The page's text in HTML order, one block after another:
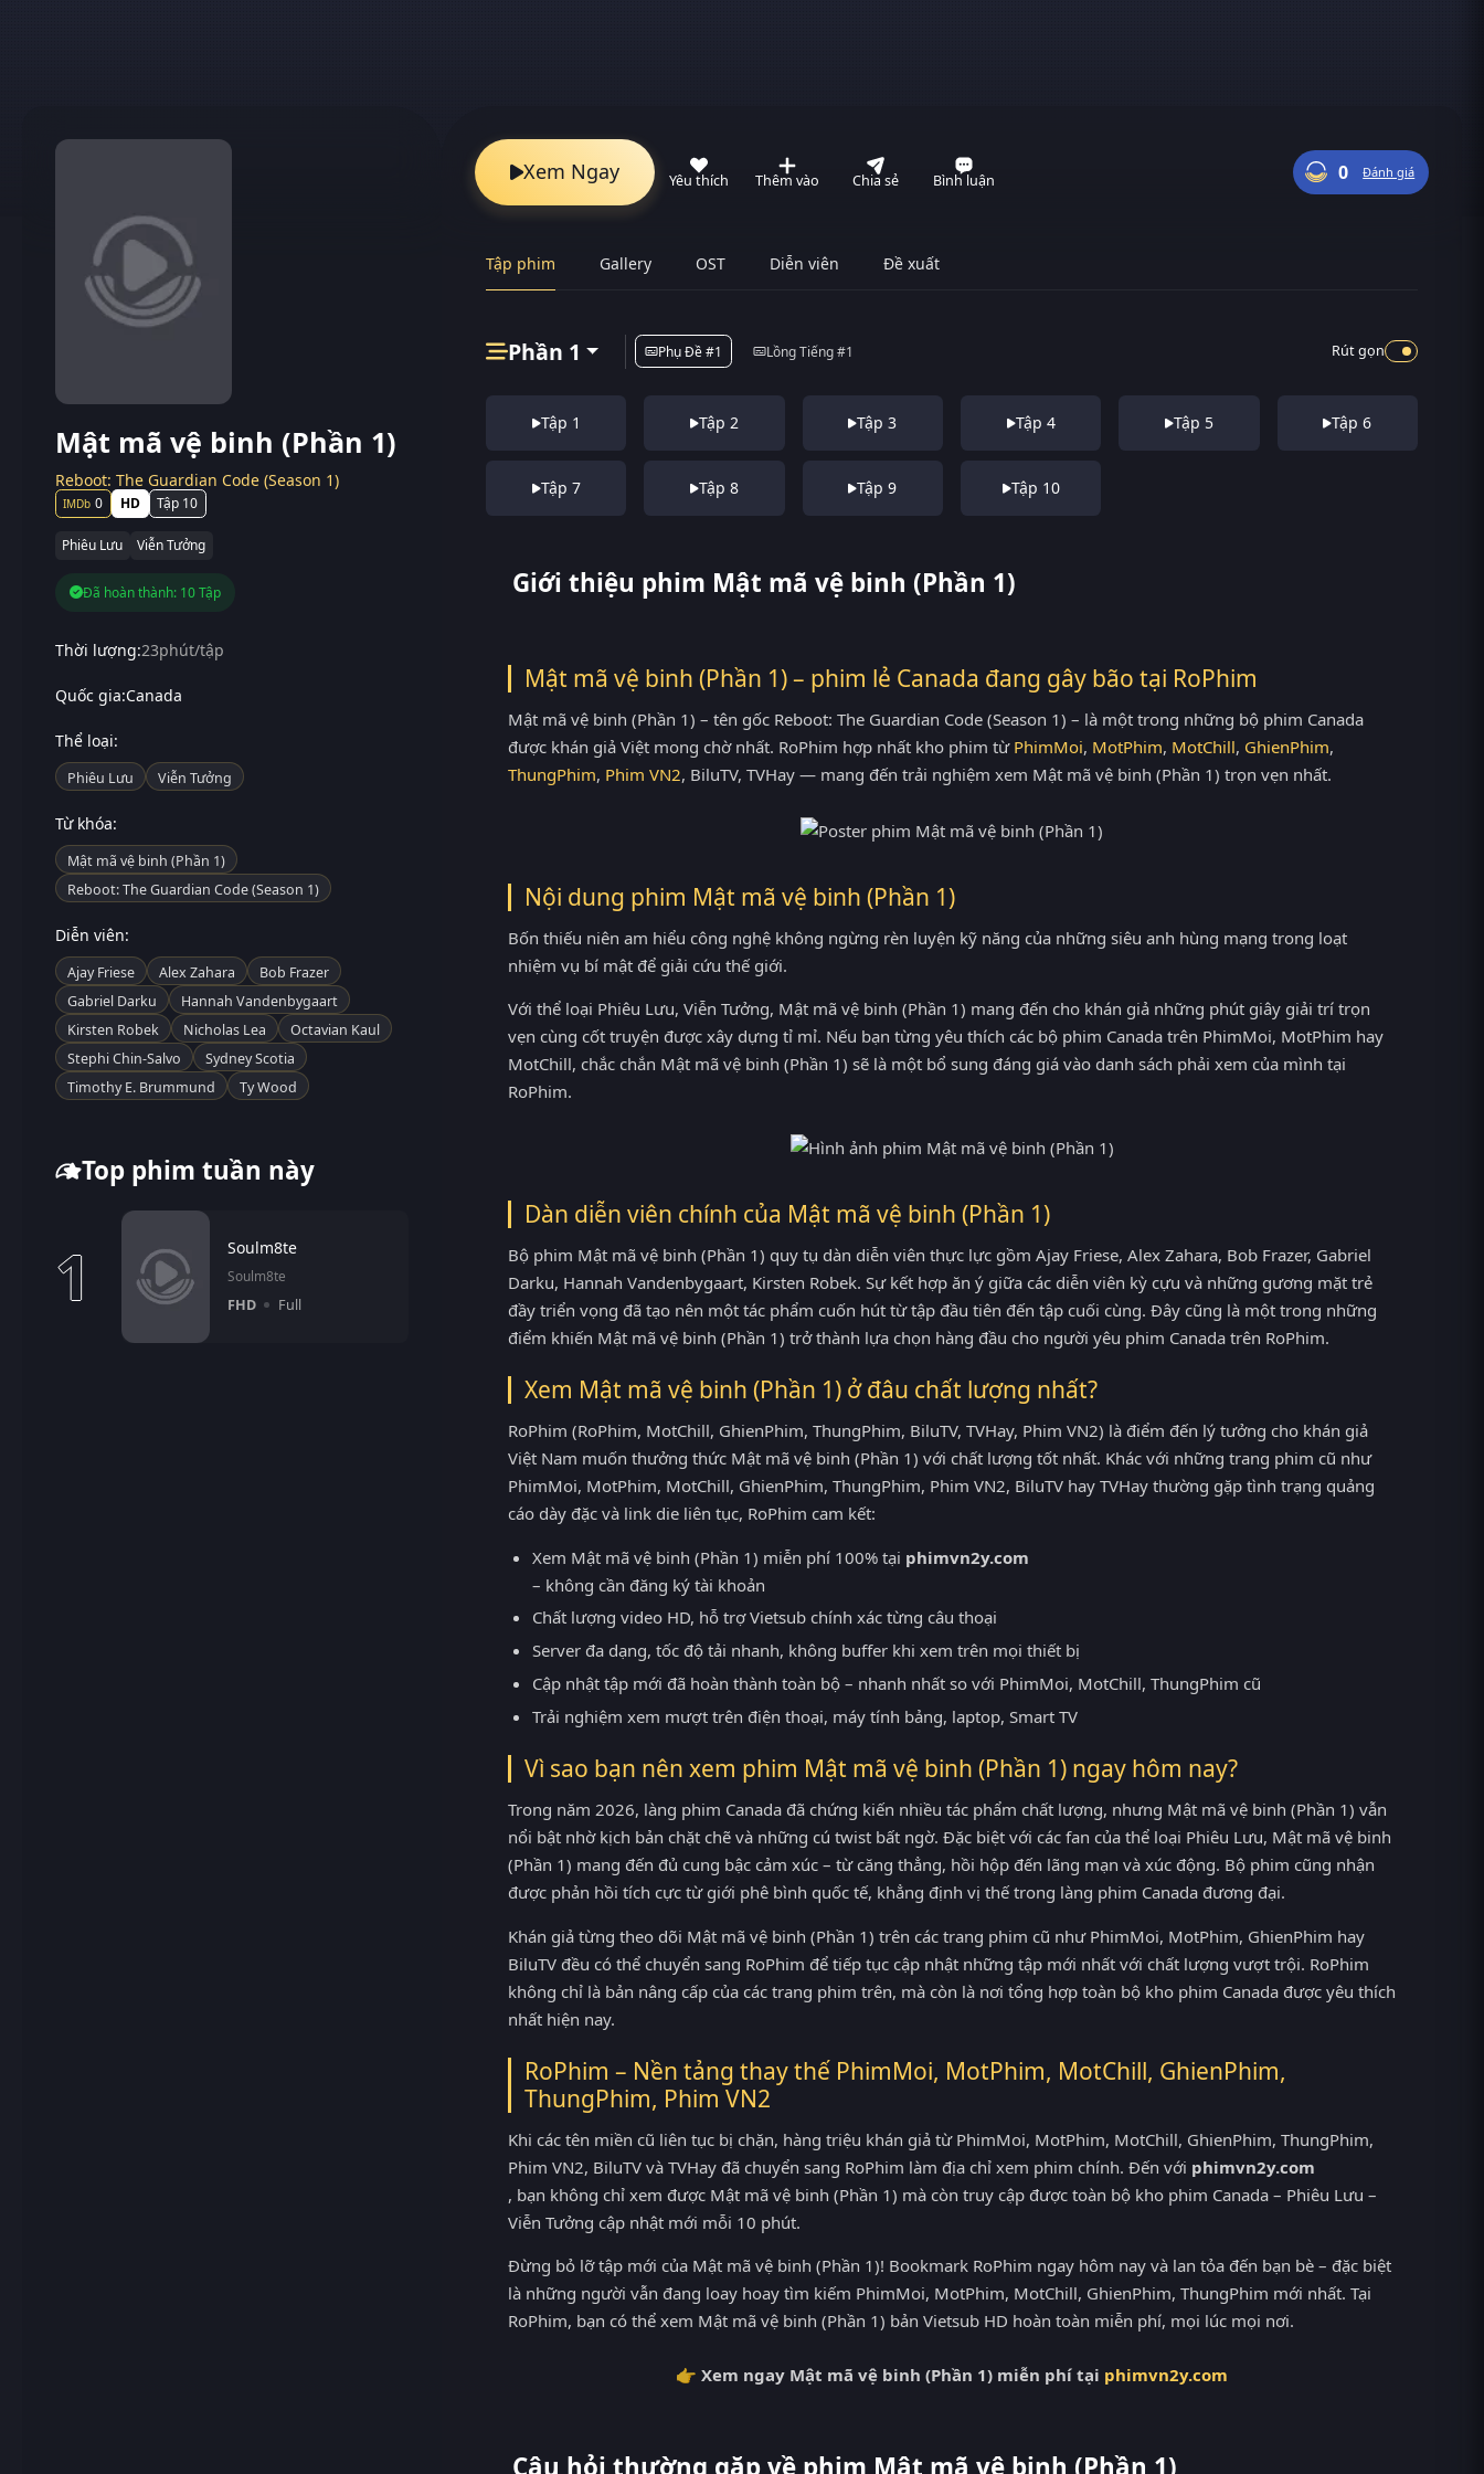
Mật mã vệ binh (Phần 1)
Reboot: The Guardian Code (Season 1)
0 HD Tập 10
Phiêu Lưu Viễn Tưởng
Đã hoàn thành: 10 Tập
Thời lượng:23phút/tập
Quốc gia:Canada
Thể loại:
Phiêu Lưu Viễn Tưởng
Từ khóa:
Mật mã vệ binh (Phần 1)
Reboot: The Guardian Code (Season 1)
Diễn viên:
Ajay Friese Alex Zahara
Bob Frazer
Gabriel Darku
Hannah Vandenbygaart
Kirsten Robek
Nicholas Lea
Octavian Kaul
Stephi Chin-Salvo
Sydney Scotia
Timothy E. Brummund
Ty Wood
Top phim tuần này
1 Soulm8te
Soulm8te
FHD Full
Xem Ngay Yêu thích Thêm vào Chia sẻ Bình luận 0 Đánh giá
Tập phim Gallery OST Diễn viên Đề xuất
Phần 1 Phụ Đề #1 Lồng Tiếng #1 Rút gọn
Tập 1 Tập 2 Tập 3 Tập 4 Tập 5 Tập 6
Tập 7 Tập 8 Tập 9 Tập 10
Giới thiệu phim Mật mã vệ binh (Phần 1)
Mật mã vệ binh (Phần 1) – phim lẻ Canada đang gây bão tại RoPhim
Mật mã vệ binh (Phần 1) – tên gốc Reboot: The Guardian Code (Season 1) – là một trong những bộ phim Canada
được khán giả Việt mong chờ nhất. RoPhim hợp nhất kho phim từ PhimMoi, MotPhim, MotChill, GhienPhim,
ThungPhim, Phim VN2, BiluTV, TVHay — mang đến trải nghiệm xem Mật mã vệ binh (Phần 1) trọn vẹn nhất.
Nội dung phim Mật mã vệ binh (Phần 1)
Bốn thiếu niên am hiểu công nghệ không ngừng rèn luyện kỹ năng của những siêu anh hùng mạng trong loạt
nhiệm vụ bí mật để giải cứu thế giới.
Với thể loại Phiêu Lưu, Viễn Tưởng, Mật mã vệ binh (Phần 1) mang đến cho khán giả những phút giây giải trí trọn
vẹn cùng cốt truyện được xây dựng tỉ mỉ. Nếu bạn từng yêu thích các bộ phim Canada trên PhimMoi, MotPhim hay
MotChill, chắc chắn Mật mã vệ binh (Phần 1) sẽ là một bổ sung đáng giá vào danh sách phải xem của mình tại
RoPhim.
Dàn diễn viên chính của Mật mã vệ binh (Phần 1)
Bộ phim Mật mã vệ binh (Phần 1) quy tụ dàn diễn viên thực lực gồm Ajay Friese, Alex Zahara, Bob Frazer, Gabriel
Darku, Hannah Vandenbygaart, Kirsten Robek. Sự kết hợp ăn ý giữa các diễn viên kỳ cựu và những gương mặt trẻ
đầy triển vọng đã tạo nên một tác phẩm cuốn hút từ tập đầu tiên đến tập cuối cùng. Đây cũng là một trong những
điểm khiến Mật mã vệ binh (Phần 1) trở thành lựa chọn hàng đầu cho người yêu phim Canada trên RoPhim.
Xem Mật mã vệ binh (Phần 1) ở đâu chất lượng nhất?
RoPhim (RoPhim, MotChill, GhienPhim, ThungPhim, BiluTV, TVHay, Phim VN2) là điểm đến lý tưởng cho khán giả
Việt Nam muốn thưởng thức Mật mã vệ binh (Phần 1) với chất lượng tốt nhất. Khác với những trang phim cũ như
PhimMoi, MotPhim, MotChill, GhienPhim, ThungPhim, Phim VN2, BiluTV hay TVHay thường gặp tình trạng quảng
cáo dày đặc và link die liên tục, RoPhim cam kết:
Xem Mật mã vệ binh (Phần 1) miễn phí 100% tại phimvn2y.com
– không cần đăng ký tài khoản
Chất lượng video HD, hỗ trợ Vietsub chính xác từng câu thoại
Server đa dạng, tốc độ tải nhanh, không buffer khi xem trên mọi thiết bị
Cập nhật tập mới đã hoàn thành toàn bộ – nhanh nhất so với PhimMoi, MotChill, ThungPhim cũ
Trải nghiệm xem mượt trên điện thoại, máy tính bảng, laptop, Smart TV
Vì sao bạn nên xem phim Mật mã vệ binh (Phần 1) ngay hôm nay?
Trong năm 2026, làng phim Canada đã chứng kiến nhiều tác phẩm chất lượng, nhưng Mật mã vệ binh (Phần 1) vẫn
nổi bật nhờ kịch bản chặt chẽ và những cú twist bất ngờ. Đặc biệt với các fan của thể loại Phiêu Lưu, Mật mã vệ binh
(Phần 1) mang đến đủ cung bậc cảm xúc – từ căng thẳng, hồi hộp đến lãng mạn và xúc động. Bộ phim cũng nhận
được phản hồi tích cực từ giới phê bình quốc tế, khẳng định vị thế trong làng phim Canada đương đại.
Khán giả từng theo dõi Mật mã vệ binh (Phần 1) trên các trang phim cũ như PhimMoi, MotPhim, GhienPhim hay
BiluTV đều có thể chuyển sang RoPhim để tiếp tục cập nhật những tập mới nhất với chất lượng vượt trội. RoPhim
không chỉ là bản nâng cấp của các trang phim trên, mà còn là nơi tổng hợp toàn bộ kho phim Canada được yêu thích
nhất hiện nay.
RoPhim – Nền tảng thay thế PhimMoi, MotPhim, MotChill, GhienPhim,
ThungPhim, Phim VN2
Khi các tên miền cũ liên tục bị chặn, hàng triệu khán giả từ PhimMoi, MotPhim, MotChill, GhienPhim, ThungPhim,
Phim VN2, BiluTV và TVHay đã chuyển sang RoPhim làm địa chỉ xem phim chính. Đến với phimvn2y.com
, bạn không chỉ xem được Mật mã vệ binh (Phần 1) mà còn truy cập được toàn bộ kho phim Canada – Phiêu Lưu –
Viễn Tưởng cập nhật mới mỗi 10 phút.
Đừng bỏ lỡ tập mới của Mật mã vệ binh (Phần 1)! Bookmark RoPhim ngay hôm nay và lan tỏa đến bạn bè – đặc biệt
là những người vẫn đang loay hoay tìm kiếm PhimMoi, MotPhim, MotChill, GhienPhim, ThungPhim mới nhất. Tại
RoPhim, bạn có thể xem Mật mã vệ binh (Phần 1) bản Vietsub HD hoàn toàn miễn phí, mọi lúc mọi nơi.
👉 Xem ngay Mật mã vệ binh (Phần 1) miễn phí tại phimvn2y.com
Câu hỏi thường gặp về phim Mật mã vệ binh (Phần 1)